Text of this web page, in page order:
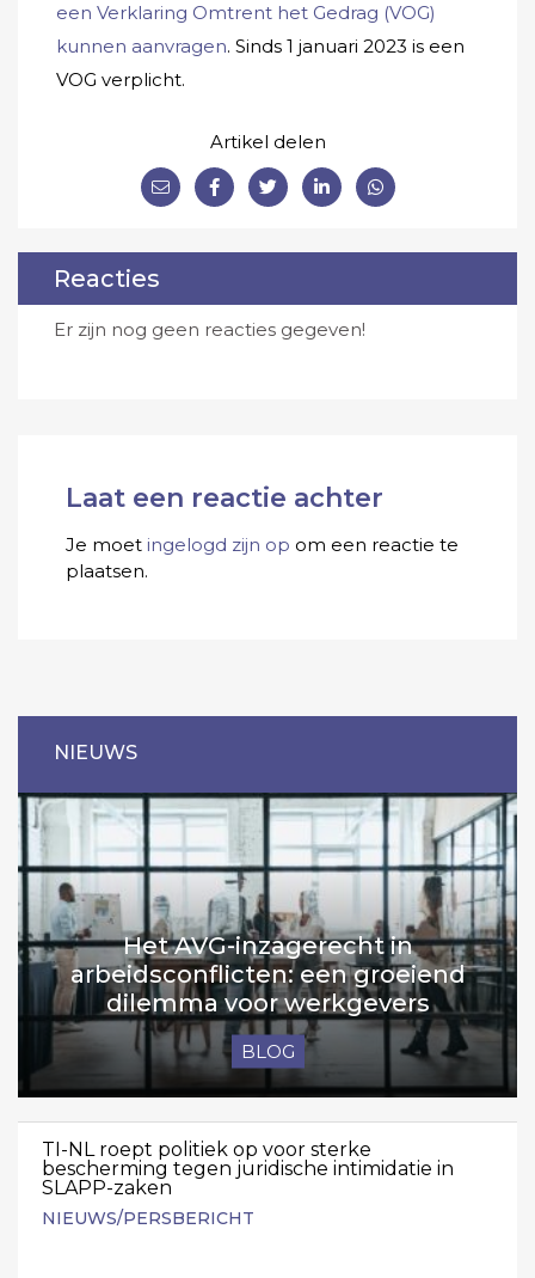
een Verklaring Omtrent het Gedrag (VOG)
kunnen aanvragen. Sinds 1 januari 2023 is een
VOG verplicht.
Artikel delen
Reacties
Er zijn nog geen reacties gegeven!
Laat een reactie achter
Je moet ingelogd zijn op om een reactie te
plaatsen.
NIEUWS
Het AVG-inzagerecht in
arbeidsconflicten: een groeiend
dilemma voor werkgevers
BLOG
TI-NL roept politiek op voor sterke
bescherming tegen juridische intimidatie in
SLAPP-zaken
NIEUWS/PERSBERICHT